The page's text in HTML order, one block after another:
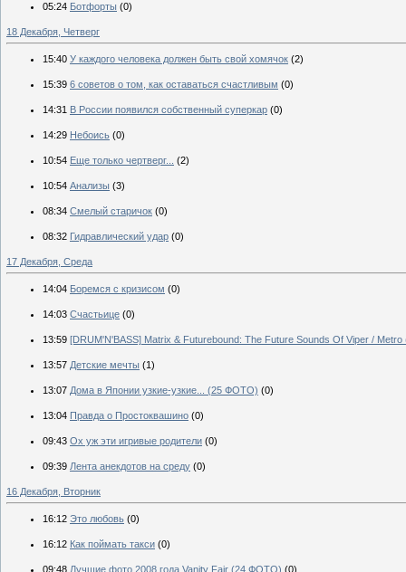
05:24 Ботфорты (0)
18 Декабря, Четверг
15:40 У каждого человека должен быть свой хомячок (2)
15:39 6 советов о том, как оставаться счастливым (0)
14:31 В России появился собственный суперкар (0)
14:29 Небоись (0)
10:54 Еще только чертверг... (2)
10:54 Анализы (3)
08:34 Смелый старичок (0)
08:32 Гидравлический удар (0)
17 Декабря, Среда
14:04 Боремся с кризисом (0)
14:03 Счастьице (0)
13:59 [DRUM'N'BASS] Matrix & Futurebound: The Future Sounds Of Viper / Metro
13:57 Детские мечты (1)
13:07 Дома в Японии узкие-узкие... (25 ФОТО) (0)
13:04 Правда о Простоквашино (0)
09:43 Ох уж эти игривые родители (0)
09:39 Лента анекдотов на среду (0)
16 Декабря, Вторник
16:12 Это любовь (0)
16:12 Как поймать такси (0)
09:48 Лучшие фото 2008 года Vanity Fair (24 ФОТО) (0)